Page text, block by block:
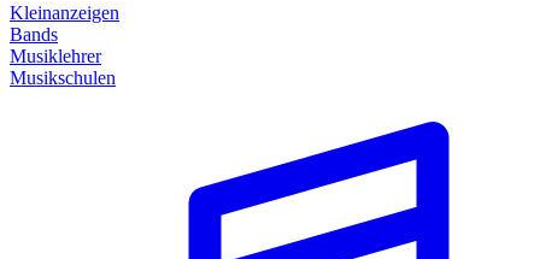
Kleinanzeigen
Bands
Musiklehrer
Musikschulen